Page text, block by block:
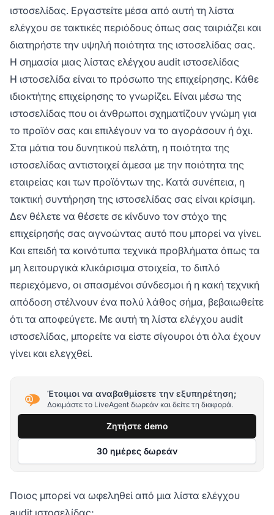
ιστοσελίδας. Εργαστείτε μέσα από αυτή τη λίστα
ελέγχου σε τακτικές περιόδους όπως σας ταιριάζει και
διατηρήστε την υψηλή ποιότητα της ιστοσελίδας σας.
Η σημασία μιας λίστας ελέγχου audit ιστοσελίδας
Η ιστοσελίδα είναι το πρόσωπο της επιχείρησης. Κάθε
ιδιοκτήτης επιχείρησης το γνωρίζει. Είναι μέσω της
ιστοσελίδας που οι άνθρωποι σχηματίζουν γνώμη για
το προϊόν σας και επιλέγουν να το αγοράσουν ή όχι.
Στα μάτια του δυνητικού πελάτη, η ποιότητα της
ιστοσελίδας αντιστοιχεί άμεσα με την ποιότητα της
εταιρείας και των προϊόντων της. Κατά συνέπεια, η
τακτική συντήρηση της ιστοσελίδας σας είναι κρίσιμη.
Δεν θέλετε να θέσετε σε κίνδυνο τον στόχο της
επιχείρησής σας αγνοώντας αυτό που μπορεί να γίνει.
Και επειδή τα κοινότυπα τεχνικά προβλήματα όπως τα
μη λειτουργικά κλικάρισιμα στοιχεία, το διπλό
περιεχόμενο, οι σπασμένοι σύνδεσμοι ή η κακή τεχνική
απόδοση στέλνουν ένα πολύ λάθος σήμα, βεβαιωθείτε
ότι τα αποφεύγετε. Με αυτή τη λίστα ελέγχου audit
ιστοσελίδας, μπορείτε να είστε σίγουροι ότι όλα έχουν
γίνει και ελεγχθεί.
Έτοιμοι να αναβαθμίσετε την εξυπηρέτηση;
Δοκιμάστε το LiveAgent δωρεάν και δείτε τη διαφορά.
Ζητήστε demo
30 ημέρες δωρεάν
Ποιος μπορεί να ωφεληθεί από μια λίστα ελέγχου
audit ιστοσελίδας;